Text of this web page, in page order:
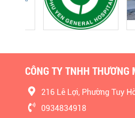
CÔNG TY TNHH
216 Lê Lợi, Phường Tuy
0934834918